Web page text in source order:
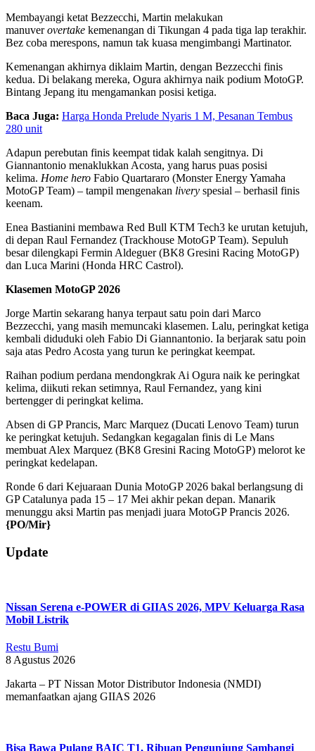
Membayangi ketat Bezzecchi, Martin melakukan
manuverovertake kemenangan di Tikungan 4 pada tiga lap terakhir.
Bez coba merespons, namun tak kuasa mengimbangi Martinator.
Kemenangan akhirnya diklaim Martin, dengan Bezzecchi finis
kedua. Di belakang mereka, Ogura akhirnya naik podium MotoGP.
Bintang Jepang itu mengamankan posisi ketiga.
Baca Juga: Harga Honda Prelude Nyaris 1 M, Pesanan Tembus
280 unit
Adapun perebutan finis keempat tidak kalah sengitnya. Di
Giannantonio menaklukkan Acosta, yang harus puas posisi
kelima. Home hero Fabio Quartararo (Monster Energy Yamaha
MotoGP Team) – tampil mengenakan livery spesial – berhasil finis
keenam.
Enea Bastianini membawa Red Bull KTM Tech3 ke urutan ketujuh,
di depan Raul Fernandez (Trackhouse MotoGP Team). Sepuluh
besar dilengkapi Fermin Aldeguer (BK8 Gresini Racing MotoGP)
dan Luca Marini (Honda HRC Castrol).
Klasemen MotoGP 2026
Jorge Martin sekarang hanya terpaut satu poin dari Marco
Bezzecchi, yang masih memuncaki klasemen. Lalu, peringkat ketiga
kembali diduduki oleh Fabio Di Giannantonio. Ia berjarak satu poin
saja atas Pedro Acosta yang turun ke peringkat keempat.
Raihan podium perdana mendongkrak Ai Ogura naik ke peringkat
kelima, diikuti rekan setimnya, Raul Fernandez, yang kini
bertengger di peringkat kelima.
Absen di GP Prancis, Marc Marquez (Ducati Lenovo Team) turun
ke peringkat ketujuh. Sedangkan kegagalan finis di Le Mans
membuat Alex Marquez (BK8 Gresini Racing MotoGP) melorot ke
peringkat kedelapan.
Ronde 6 dari Kejuaraan Dunia MotoGP 2026 bakal berlangsung di
GP Catalunya pada 15 – 17 Mei akhir pekan depan. Manarik
menunggu aksi Martin pas menjadi juara MotoGP Prancis 2026.
{PO/Mir}
2026-
05-
Update
Nissan Serena e-POWER di GIIAS 2026, MPV Keluarga Rasa
Mobil Listrik
Restu Bumi
8 Agustus 2026
Jakarta – PT Nissan Motor Distributor Indonesia (NMDI)
memanfaatkan ajang GIIAS 2026
Bisa Bawa Pulang BAIC T1, Ribuan Pengunjung Sambangi